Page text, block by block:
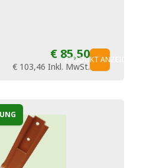
€ 85,50
€ 103,46 Inkl. MwSt.
PRODUKT ANZEIGEN